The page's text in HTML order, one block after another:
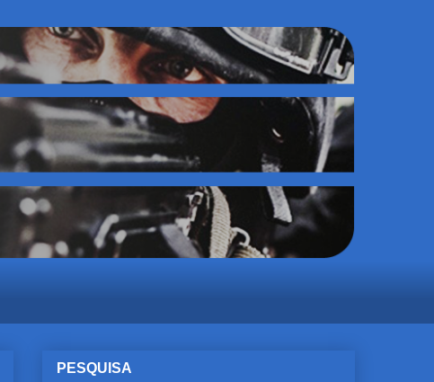
PESQUISA